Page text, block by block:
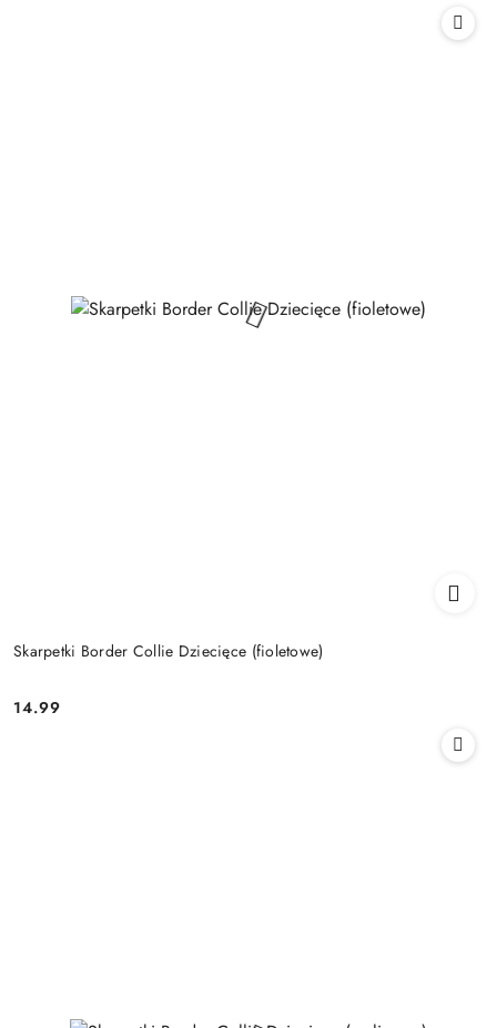
Skarpetki Border Collie Dziecięce (fioletowe)
Cena:
14.99